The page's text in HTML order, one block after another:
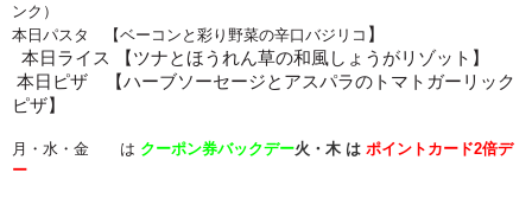
ンク）
本日パスタ 【ベーコンと彩り野菜の辛口バジリコ 】
本日ライス 【ツナとほうれん草の和風しょうがリゾット 】
本日ピザ 【ハーブソーセージとアスパラのトマトガーリック
ピザ】
月・水・金 は クーポン券バックデー火・木 は ポイントカード2倍デ
ー